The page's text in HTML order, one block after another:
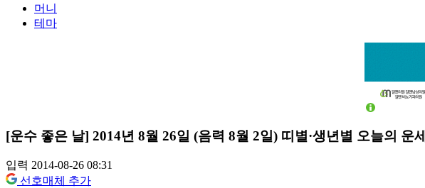
머니
테마
[운수 좋은 날] 2014년 8월 26일 (음력 8월 2일) 띠별·생년별 오늘의 운세
입력 2014-08-26 08:31
선호매체 추가